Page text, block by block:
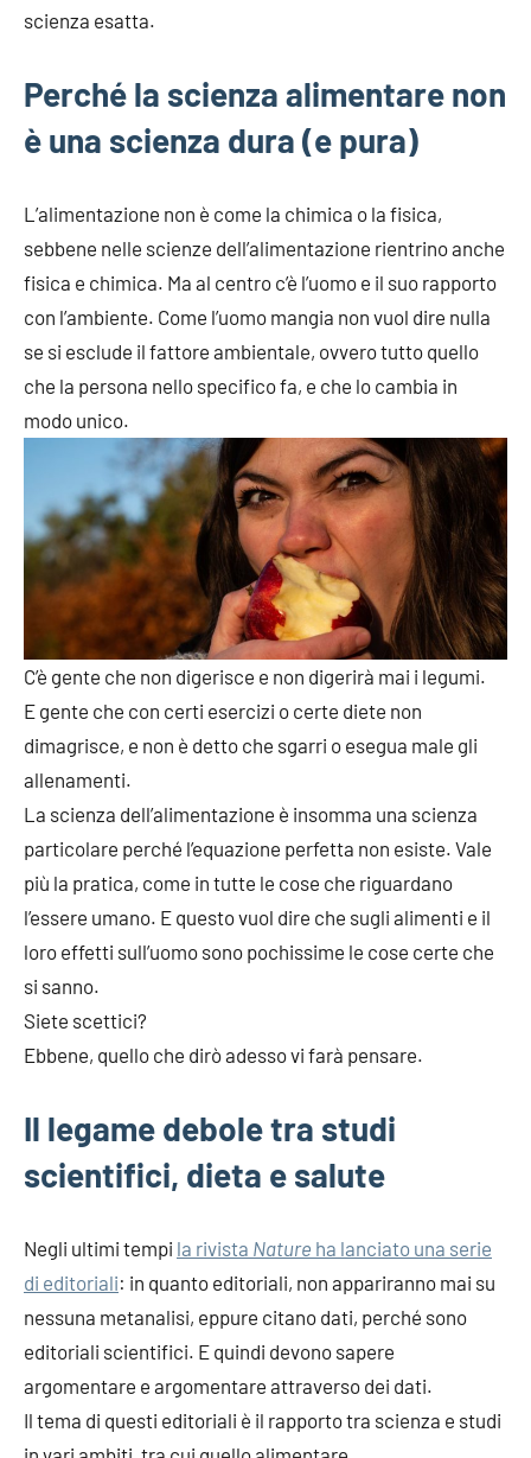
scienza esatta.
Perché la scienza alimentare non
è una scienza dura (e pura)
L’alimentazione non è come la chimica o la fisica,
sebbene nelle scienze dell’alimentazione rientrino anche
fisica e chimica. Ma al centro c’è l’uomo e il suo rapporto
con l’ambiente. Come l’uomo mangia non vuol dire nulla
se si esclude il fattore ambientale, ovvero tutto quello
che la persona nello specifico fa, e che lo cambia in
modo unico.
C’è gente che non digerisce e non digerirà mai i legumi.
E gente che con certi esercizi o certe diete non
dimagrisce, e non è detto che sgarri o esegua male gli
allenamenti.
La scienza dell’alimentazione è insomma una scienza
particolare perché l’equazione perfetta non esiste. Vale
più la pratica, come in tutte le cose che riguardano
l’essere umano. E questo vuol dire che sugli alimenti e il
loro effetti sull’uomo sono pochissime le cose certe che
si sanno.
Siete scettici?
Ebbene, quello che dirò adesso vi farà pensare.
Il legame debole tra studi
scientifici, dieta e salute
Negli ultimi tempi la rivista Nature ha lanciato una serie
di editoriali: in quanto editoriali, non appariranno mai su
nessuna metanalisi, eppure citano dati, perché sono
editoriali scientifici. E quindi devono sapere
argomentare e argomentare attraverso dei dati.
Il tema di questi editoriali è il rapporto tra scienza e studi